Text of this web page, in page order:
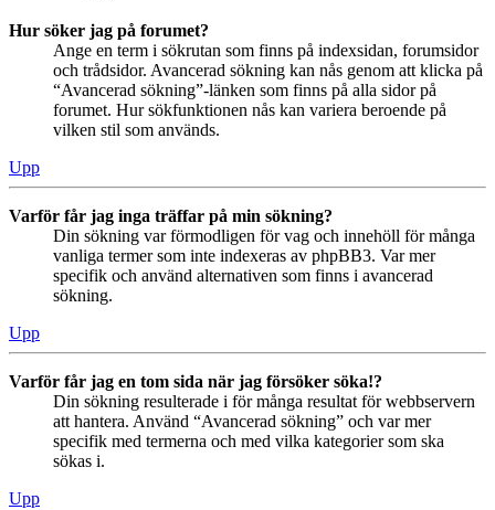
Hur söker jag på forumet?
Ange en term i sökrutan som finns på indexsidan, forumsidor
och trådsidor. Avancerad sökning kan nås genom att klicka på
“Avancerad sökning”-länken som finns på alla sidor på
forumet. Hur sökfunktionen nås kan variera beroende på
vilken stil som används.
Upp
Varför får jag inga träffar på min sökning?
Din sökning var förmodligen för vag och innehöll för många
vanliga termer som inte indexeras av phpBB3. Var mer
specifik och använd alternativen som finns i avancerad
sökning.
Upp
Varför får jag en tom sida när jag försöker söka!?
Din sökning resulterade i för många resultat för webbservern
att hantera. Använd “Avancerad sökning” och var mer
specifik med termerna och med vilka kategorier som ska
sökas i.
Upp